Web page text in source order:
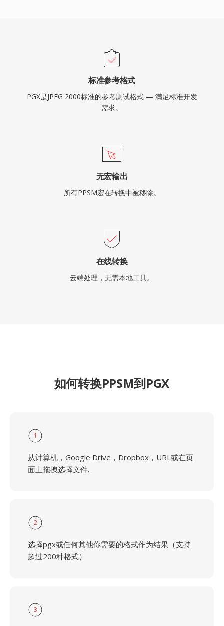
标准参考格式
PGX是JPEG 2000标准的参考测试格式 — 满足标准开发
需求。
无宏输出
所有PPSM宏在转换中被移除。
在线转换
云端处理，无需本地工具。
如何转换PPSM到PGX
1
从计算机，Google Drive，Dropbox，URL或在页
面上拖拽选择文件.
2
选择pgx或任何其他你需要的格式作为结果（支持
超过200种格式）
3